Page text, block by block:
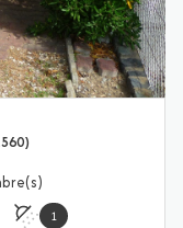
3 chambre(s)
1